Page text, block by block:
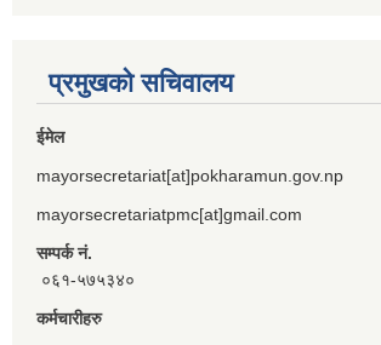
प्रमुखको सचिवालय
ईमेल
mayorsecretariat[at]pokharamun.gov.np
mayorsecretariatpmc[at]gmail.com
सम्पर्क नं.
०६१-५७५३४०
कर्मचारीहरु